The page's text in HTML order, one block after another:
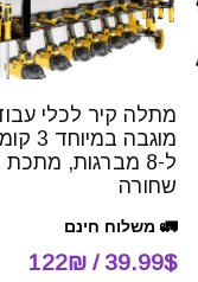
מתלה קיר לכלי
מוגבה
ל-8 מברגות, מתכת
שחורה
🚛 משלוח חינם
39.99$ / 122₪